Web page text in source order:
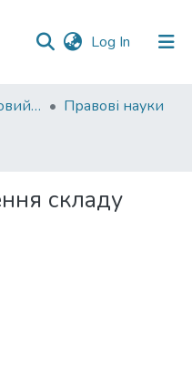
Log In (current)
04. Економіко-правовий факультет
Правові науки
складу